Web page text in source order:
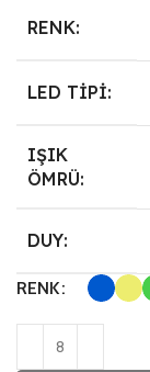
RENK:
LED TIPI:
IŞIK
ÖMRÜ:
DUY:
RENK